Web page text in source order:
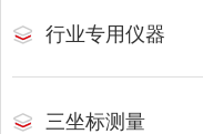
行业专用仪器
三坐标测量